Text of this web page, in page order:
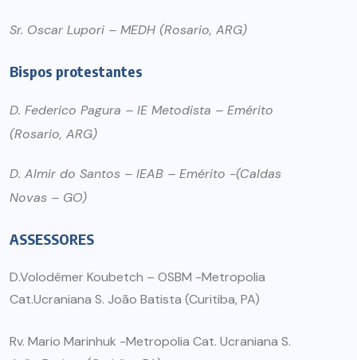
Sr. Oscar Lupori – MEDH (Rosario, ARG)
Bispos protestantes
D. Federico Pagura – IE Metodista – Emérito
(Rosario, ARG)
D. Almir do Santos – IEAB – Emérito -(Caldas
Novas – GO)
ASSESSORES
D.Volodêmer Koubetch – OSBM -Metropolia
Cat.Ucraniana S. João Batista (Curitiba, PA)
Rv. Mario Marinhuk -Metropolia Cat. Ucraniana S.